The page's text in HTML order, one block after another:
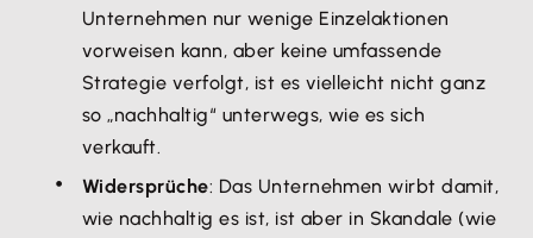
Unternehmen nur wenige Einzelaktionen
vorweisen kann, aber keine umfassende
Strategie verfolgt, ist es vielleicht nicht ganz
so „nachhaltig“ unterwegs, wie es sich
verkauft.
Widersprüche: Das Unternehmen wirbt damit,
wie nachhaltig es ist, ist aber in Skandale (wie